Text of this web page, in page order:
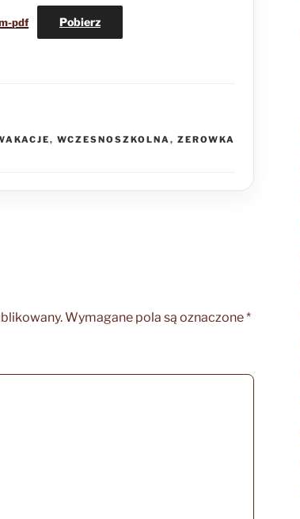
pdf Pobierz
, WCZESNOSZKOLNA, ZEROWKA
Wymagane pola są oznaczone*